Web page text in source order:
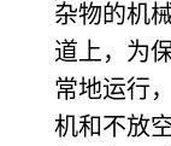
杂物的机
道上，为
常地运行
机和不放